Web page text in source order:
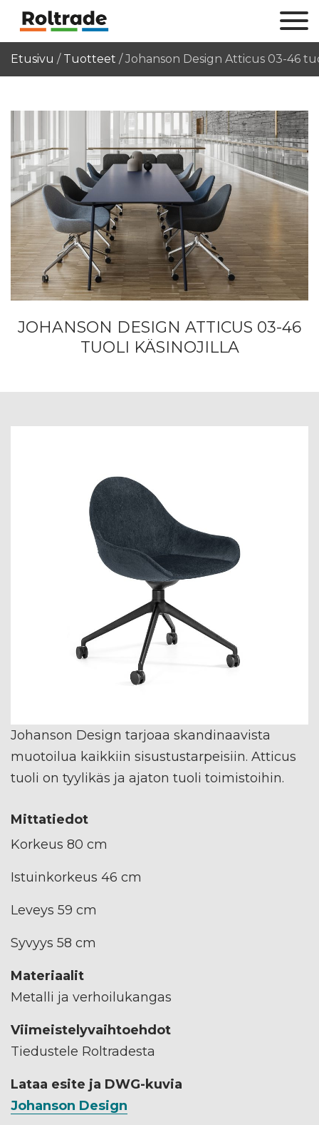
Etusivu / Tuotteet /Johanson Design Atticus 03-46
JOHANSON DESIGN ATTICUS 03-46
TUOLI KÄSINOJILLA
Johanson Design tarjoaa skandinaavista
muotoilua kaikkiin sisustustarpeisiin. Atticus
tuoli on tyylikäs ja ajaton tuoli toimistoihin.
Mittatiedot
Korkeus 80 cm
Istuinkorkeus 46 cm
Leveys 59 cm
Syvyys 58 cm
Materiaalit
Metalli ja verhoilukangas
Viimeistelyvaihtoehdot
Tiedustele Roltradesta
Lataa esite ja DWG-kuvia
Johanson Design